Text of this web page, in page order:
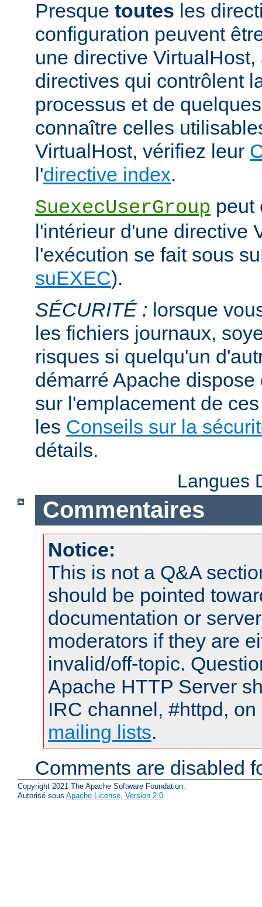
Presque toutes les
configuration peuvent
une directive
directives qui contrôlent
processus et de
connaître celles
VirtualHost, vérifiez leur
l'directive index.
SuexecUserGroup peut
l'intérieur d'une directive
l'exécution se fait sous
suEXEC).
SÉCURITÉ : lorsque
les fichiers journaux,
risques si quelqu'un
démarré Apache
sur l'emplacement de
les Conseils sur la
détails.
Langues
Commentaires
Notice:
This is not a Q&A
should be pointed
documentation or
moderators if they are
invalid/off-topic.
Apache HTTP Server
IRC channel, #httpd,
mailing lists.
Comments are disabled
Copyright 2021 The Apache Software Foundation.
Autorisé sous Apache License, Version 2.0